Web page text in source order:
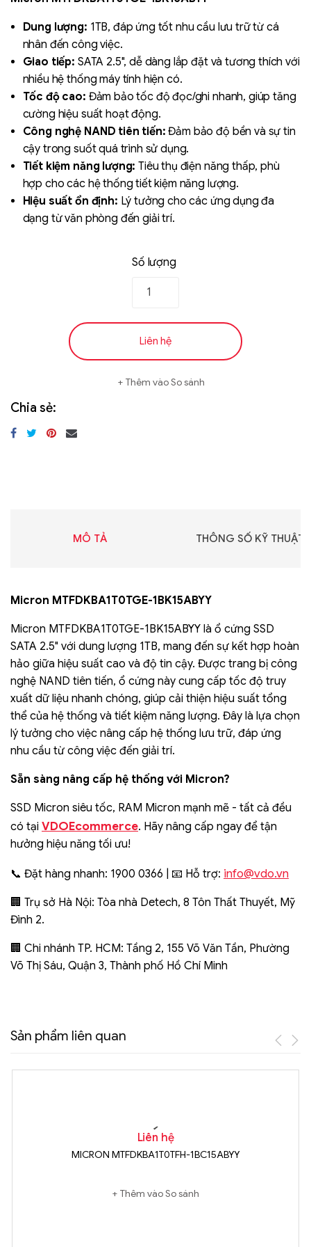
based on
Dung lượng: 1TB, đáp ứng tốt nhu cầu lưu trữ từ cá
nhân đến công việc.
Giao tiếp: SATA 2.5", dễ dàng lắp đặt và tương thích với
nhiều hệ thống máy tính hiện có.
Tốc độ cao: Đảm bảo tốc độ đọc/ghi nhanh, giúp tăng
cường hiệu suất hoạt động.
Công nghệ NAND tiên tiến: Đảm bảo độ bền và sự tin
cậy trong suốt quá trình sử dụng.
Tiết kiệm năng lượng: Tiêu thụ điện năng thấp, phù
hợp cho các hệ thống tiết kiệm năng lượng.
Hiệu suất ổn định: Lý tưởng cho các ứng dụng đa
dạng từ văn phòng đến giải trí.
Số lượng
Liên hệ
Thêm vào So sánh
Chia sẻ:
MÔ TẢ THÔNG SỐ KỸ THUẬT
Micron MTFDKBA1T0TGE-1BK15ABYY
Micron MTFDKBA1T0TGE-1BK15ABYY là ổ cứng SSD
SATA 2.5" với dung lượng 1TB, mang đến sự kết hợp hoàn
hảo giữa hiệu suất cao và độ tin cậy. Được trang bị công
nghệ NAND tiên tiến, ổ cứng này cung cấp tốc độ truy
xuất dữ liệu nhanh chóng, giúp cải thiện hiệu suất tổng
thể của hệ thống và tiết kiệm năng lượng. Đây là lựa chọn
lý tưởng cho việc nâng cấp hệ thống lưu trữ, đáp ứng
nhu cầu từ công việc đến giải trí.
Sẵn sàng nâng cấp hệ thống với Micron?
SSD Micron siêu tốc, RAM Micron mạnh mẽ - tất cả đều
có tại VDOEcommerce. Hãy nâng cấp ngay để tận
hưởng hiệu năng tối ưu!
📞 Đặt hàng nhanh: 1900 0366 | 📧 Hỗ trợ: info@vdo.vn
🏢 Trụ sở Hà Nội: Tòa nhà Detech, 8 Tôn Thất Thuyết, Mỹ
Đình 2.
🏢 Chi nhánh TP. HCM: Tầng 2, 155 Võ Văn Tần, Phường
Võ Thị Sáu, Quận 3, Thành phố Hồ Chí Minh
Sản phẩm liên quan
Liên hệ
MICRON MTFDKBA1T0TFH-1BC15ABYY
Thêm vào So sánh
Liên hệ
SK hynix - DRAM
- GDDR - GDDR6